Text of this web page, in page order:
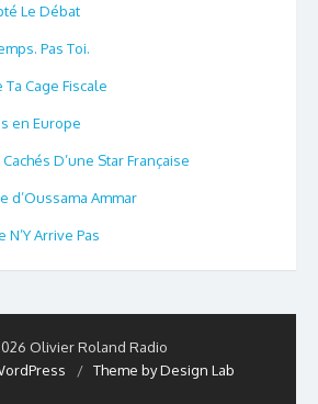
Le Débat
Pas Toi.
Ta Cage Fiscale
en Europe
D’une Star Française
d’Oussama Ammar
Arrive Pas
Olivier Roland Radio
/ Theme by Design Lab